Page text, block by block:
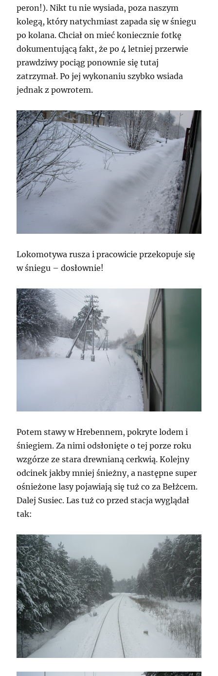
peron!). Nikt tu nie wysiada, poza naszym
kolegą, który natychmiast zapada się w śniegu
po kolana. Chciał on mieć koniecznie fotkę
dokumentującą fakt, że po 4 letniej przerwie
prawdziwy pociąg ponownie się tutaj
zatrzymał. Po jej wykonaniu szybko wsiada
jednak z powrotem.
Lokomotywa rusza i pracowicie przekopuje się
w śniegu – dosłownie!
Potem stawy w Hrebennem, pokryte lodem i
śniegiem. Za nimi odsłonięte o tej porze roku
wzgórze ze stara drewnianą cerkwią. Kolejny
odcinek jakby mniej śnieżny, a następne super
ośnieżone lasy pojawiają się tuż co za Bełżcem.
Dalej Susiec. Las tuż co przed stacja wyglądał
tak: